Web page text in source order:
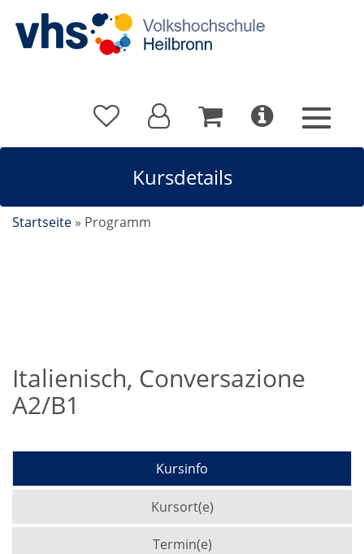
Kursdetails
Startseite » Programm
Italienisch, Conversazione
A2/B1
Kursinfo
Kursort(e)
Termin(e)